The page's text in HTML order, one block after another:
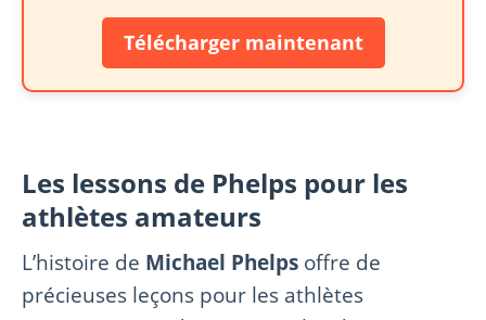
Télécharger maintenant
Les lessons de Phelps pour les
athlètes amateurs
L’histoire de Michael Phelps offre de
précieuses leçons pour les athlètes